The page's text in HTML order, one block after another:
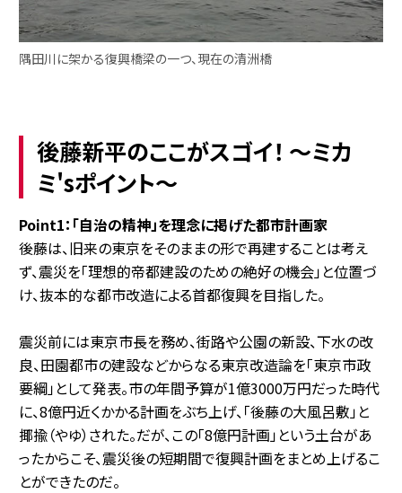
隅田川に架かる復興橋梁の一つ、現在の清洲橋
後藤新平のここがスゴイ！ ～ミカ
ミ'sポイント～
Point1：「自治の精神」を理念に掲げた都市計画家
後藤は、旧来の東京をそのままの形で再建することは考え
ず、震災を「理想的帝都建設のための絶好の機会」と位置づ
け、抜本的な都市改造による首都復興を目指した。
震災前には東京市長を務め、街路や公園の新設、下水の改
良、田園都市の建設などからなる東京改造論を「東京市政
要綱」として発表。市の年間予算が1億3000万円だった時代
に、8億円近くかかる計画をぶち上げ、「後藤の大風呂敷」と
揶揄（やゆ）された。だが、この「8億円計画」という土台があ
ったからこそ、震災後の短期間で復興計画をまとめ上げるこ
とができたのだ。